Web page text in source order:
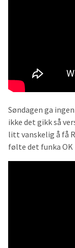
Søndagen ga
ikke det gikk så
litt vanskelig å få
følte det funka OK